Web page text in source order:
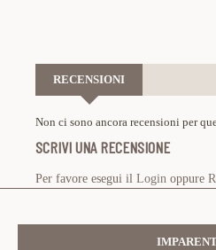
RECENSIONI
Non ci sono ancora recensioni per
SCRIVI UNA RECENSIONE
Per favore esegui il Login oppure